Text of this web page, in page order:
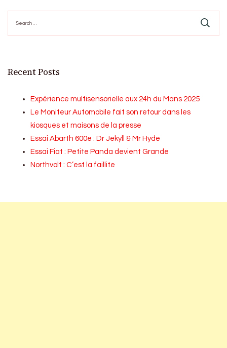
for:
Recent Posts
Expérience multisensorielle aux 24h du Mans 2025
Le Moniteur Automobile fait son retour dans les
kiosques et maisons de la presse
Essai Abarth 600e : Dr Jekyll & Mr Hyde
Essai Fiat : Petite Panda devient Grande
Northvolt : C’est la faillite